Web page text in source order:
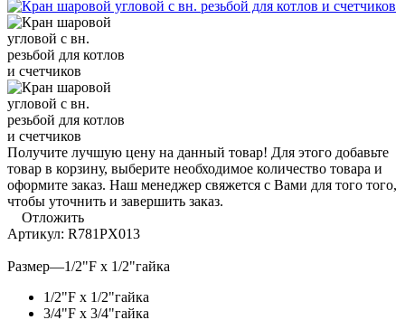
Получите лучшую цену на данный товар! Для этого добавьте
товар в корзину, выберите необходимое количество товара и
оформите заказ. Наш менеджер свяжется с Вами для того того,
чтобы уточнить и завершить заказ.
Отложить
Артикул: R781PX013
Размер—1/2"F x 1/2"гайка
1/2"F x 1/2"гайка
3/4"F x 3/4"гайка